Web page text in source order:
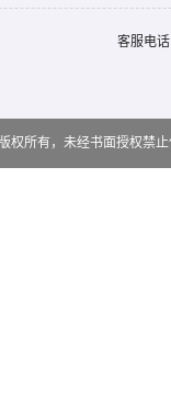
客服电
权所有，未经书面授权